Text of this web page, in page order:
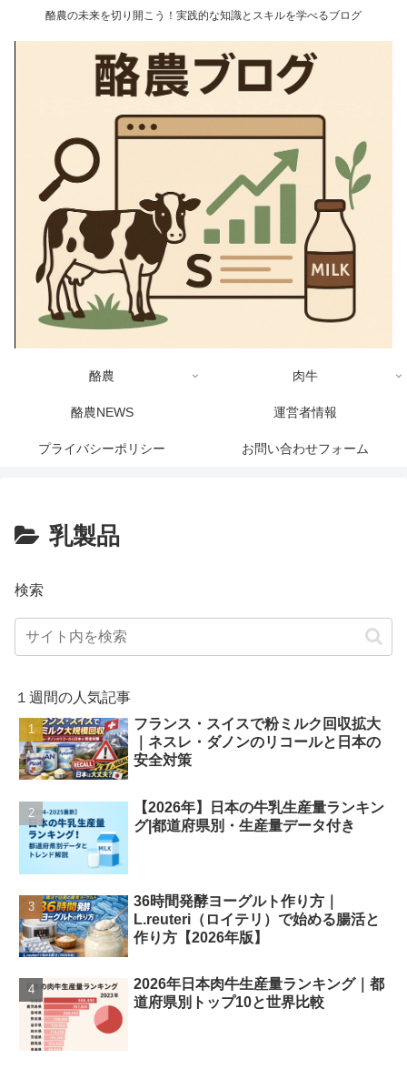
酪農の未来を切り開こう！実践的な知識とスキルを学べるブログ
酪農 肉牛
酪農NEWS 運営者情報
プライバシーポリシー お問い合わせフォーム
乳製品
検索
１週間の人気記事
フランス・スイスで粉ミルク回収拡大
｜ネスレ・ダノンのリコールと日本の
安全対策
【2026年】日本の牛乳生産量ランキン
グ|都道府県別・生産量データ付き
36時間発酵ヨーグルト作り方｜
L.reuteri（ロイテリ）で始める腸活と
作り方【2026年版】
2026年日本肉牛生産量ランキング｜都
道府県別トップ10と世界比較